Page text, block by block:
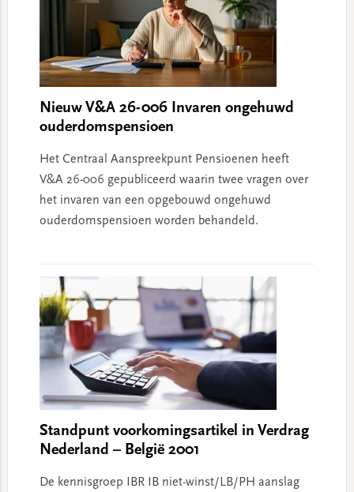
Nieuw V&A 26-006 Invaren ongehuwd
ouderdomspensioen
Het Centraal Aanspreekpunt Pensioenen heeft
V&A 26-006 gepubliceerd waarin twee vragen over
het invaren van een opgebouwd ongehuwd
ouderdomspensioen worden behandeld.
Standpunt voorkomingsartikel in Verdrag
Nederland – België 2001
De kennisgroep IBR IB niet-winst/LB/PH aanslag